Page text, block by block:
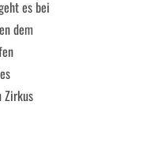
es bei
dem
Zirkus